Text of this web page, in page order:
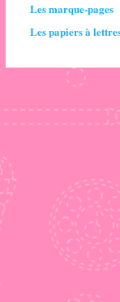
Les marque-pages
Les papiers à